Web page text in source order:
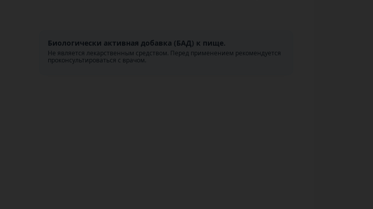
Биологически активная добавка (БАД) к пище.
Не является лекарственным средством. Перед применением рекомендуется
проконсультироваться с врачом.